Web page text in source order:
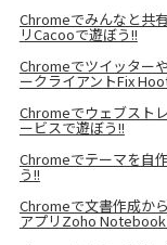
Chromeでみんなと共
リCacooで遊ぼう!!
Chromeでツイッター
ークライアントFix
Chromeでウェブスト
ービスで遊ぼう!!
Chromeでテーマを自
う!!
Chromeで文書作成か
アプリZoho